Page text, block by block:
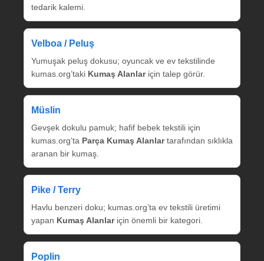
tedarik kalemi.
Velboa / Peluş
Yumuşak peluş dokusu; oyuncak ve ev tekstilinde
kumas.org’taki Kumaş Alanlariçin talep görür.
Müslin
Gevşek dokulu pamuk; hafif bebek tekstili için
kumas.org’ta Parça Kumaş Alanlartarafından sıklıkla
aranan bir kumaş.
Pike / Terry
Havlu benzeri doku; kumas.org’ta ev tekstili üretimi
yapan Kumaş Alanlariçin önemli bir kategori.
Poplin